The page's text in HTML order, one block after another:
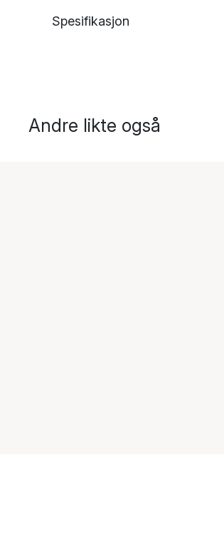
Spesifikasjon
Andre likte også